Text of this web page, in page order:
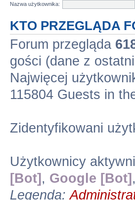
Nazwa użytkownika:
KTO PRZEGLĄDA
Forum przegląda
gości (dane z
Najwięcej
115804 Guests in
Zidentyfikowani
Użytkownicy
[Bot] , Google [Bot] ,
Legenda: